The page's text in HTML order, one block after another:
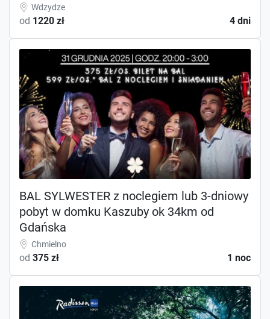
Wdzydze
od 1220 zł 4 dni
BAL SYLWESTER z noclegiem lub 3-dniowy
pobyt w domku Kaszuby ok 34km od
Gdańska
Chmielno
od 375 zł 1 noc